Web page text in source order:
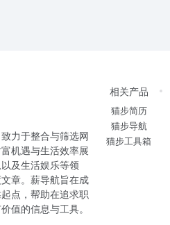
力于整合与筛选网
机遇与生活效率展
及生活娱乐等领
章。薪导航旨在成
点，帮助在追求职
值的信息与工具。
相关产品
猫步简历
猫步导航
猫步工具箱